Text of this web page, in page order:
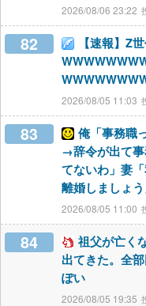
2026/08/06 23:22
82
【速報】Z
2026/08/05 11:03
83
俺「事務職
→辞令が出て事
てないわ」妻
離婚しましょう
2026/08/05 11:00
84
祖父が亡く
出てきた。全
ぽい
2026/08/05 19:35